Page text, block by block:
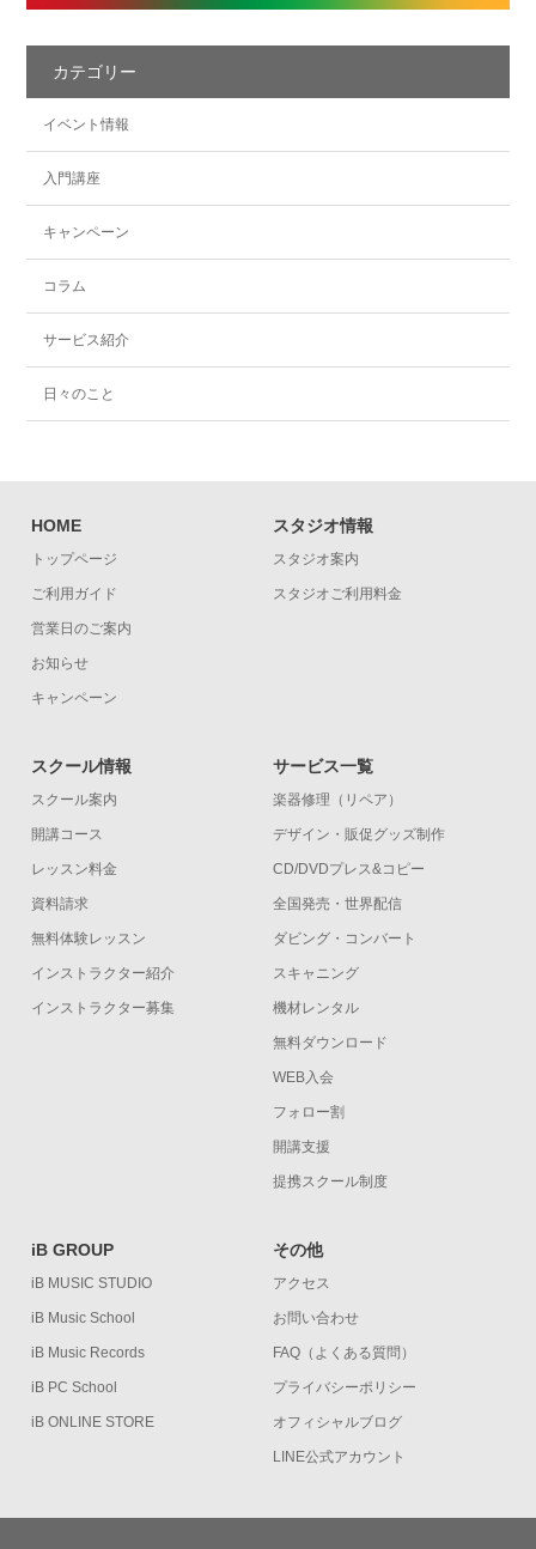
カテゴリー
イベント情報
入門講座
キャンペーン
コラム
サービス紹介
日々のこと
HOME
トップページ
ご利用ガイド
営業日のご案内
お知らせ
キャンペーン
スタジオ情報
スタジオ案内
スタジオご利用料金
スクール情報
スクール案内
開講コース
レッスン料金
資料請求
無料体験レッスン
インストラクター紹介
インストラクター募集
サービス一覧
楽器修理（リペア）
デザイン・販促グッズ制作
CD/DVDプレス&コピー
全国発売・世界配信
ダビング・コンバート
スキャニング
機材レンタル
無料ダウンロード
WEB入会
フォロー割
開講支援
提携スクール制度
iB GROUP
iB MUSIC STUDIO
iB Music School
iB Music Records
iB PC School
iB ONLINE STORE
その他
アクセス
お問い合わせ
FAQ（よくある質問）
プライバシーポリシー
オフィシャルブログ
LINE公式アカウント